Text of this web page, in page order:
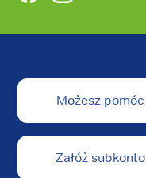
Możesz pomóc
Załóż subkonto